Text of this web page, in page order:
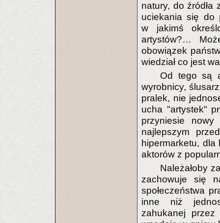
natury, do
uciekania się do
w jakimś
artystów?…
obowiązek
wiedział co jest
Od tego są
wyrobnicy,
pralek, nie
ucha "artystek"
przyniesie
najlepszym
hipermarketu,
aktorów z
Należałoby
zachowuje się
społeczeństwa
inne niż
zahukanej